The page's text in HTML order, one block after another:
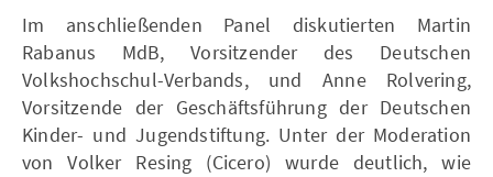
Im anschließenden Panel diskutierten Martin
Rabanus MdB, Vorsitzender des Deutschen
Volkshochschul-Verbands, und Anne Rolvering,
Vorsitzende der Geschäftsführung der Deutschen
Kinder- und Jugendstiftung. Unter der Moderation
von Volker Resing (Cicero) wurde deutlich, wie